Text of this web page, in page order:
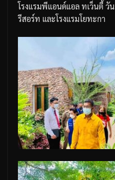
โรงแรมพีแอนด์แอล ทเว็นตี้ วัน
รีสอร์ท และโรงแรมโยทะกา